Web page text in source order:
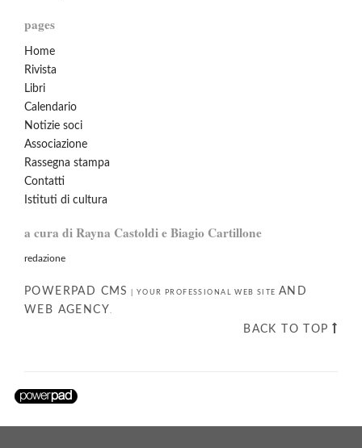
pages
Home
Rivista
Libri
Calendario
Notizie soci
Associazione
Rassegna stampa
Contatti
Istituti di cultura
a cura di Rayna Castoldi e Biagio Cartillone
redazione
POWERPAD CMS |YOUR PROFESSIONAL WEB SITE AND
WEB AGENCY.
BACK TO TOP